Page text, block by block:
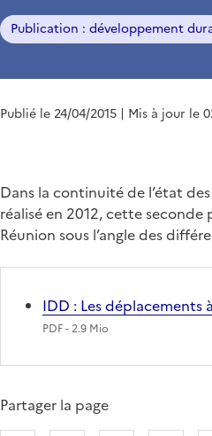
Publication : développement
Publié le 24/04/2015 | Mis à jour le
Dans la continuité de l’état
réalisé en 2012, cette
Réunion sous l’angle des
IDD : Les déplacements
PDF- 2.9 Mio
Partager la page